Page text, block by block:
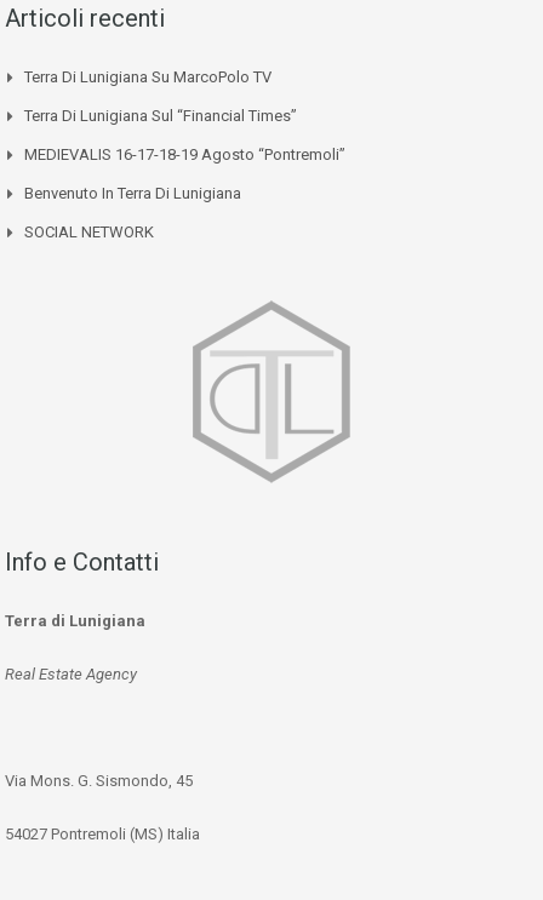
Articoli recenti
Terra Di Lunigiana Su MarcoPolo TV
Terra Di Lunigiana Sul “Financial Times”
MEDIEVALIS 16-17-18-19 Agosto “Pontremoli”
Benvenuto In Terra Di Lunigiana
SOCIAL NETWORK
Info e Contatti
Terra di Lunigiana
Real Estate Agency
Via Mons. G. Sismondo, 45
54027 Pontremoli (MS) Italia